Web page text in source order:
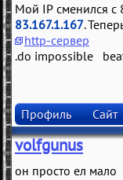
Мой IP сменился с
83.167.1.167.
http-сервер
.do impossible
Профиль Сайт
volfgunus
он просто ел мало